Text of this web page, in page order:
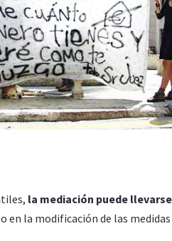
la mediación puede
en la modificación de las